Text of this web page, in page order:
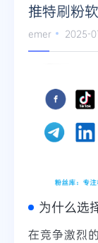
推特刷粉
emer 2025-
为什么选
在竞争激烈